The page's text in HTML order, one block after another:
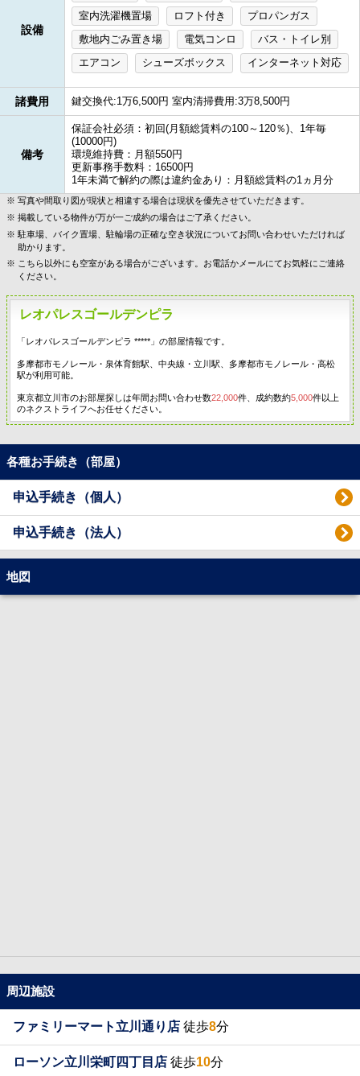
設備
室内洗濯機置場 ロフト付き
プロパンガス
敷地内ごみ置き場
電気コンロ
バス・トイレ別
エアコン
シューズボックス インターネット対応
諸費用 鍵交換代:1万6,500円 室内清掃費用:3万8,500円
備考
保証会社必須：初回(月額総賃料の100～120％)、1年毎
(10000円)
環境維持費：月額550円
更新事務手数料：16500円
1年未満で解約の際は違約金あり：月額総賃料の1ヵ月分
写真や間取り図が現状と相違する場合は現状を優先させていただきます。
掲載している物件が万が一ご成約の場合はご了承ください。
駐車場、バイク置場、駐輪場の正確な空き状況についてお問い合わせいただければ
助かります。
こちら以外にも空室がある場合がございます。お電話かメールにてお気軽にご連絡
ください。
レオパレスゴールデンピラ
「レオパレスゴールデンピラ *****」の部屋情報です。
多摩都市モノレール・泉体育館駅、中央線・立川駅、多摩都市モノレール・高松
駅が利用可能。
東京都立川市のお部屋探しは年間お問い合わせ数22,000件、成約数約5,000件以上
のネクストライフへお任せください。
各種お手続き（部屋）
申込手続き（個人）
申込手続き（法人）
地図
周辺施設
ファミリーマート立川通り店 徒歩8分
ローソン立川栄町四丁目店 徒歩10分